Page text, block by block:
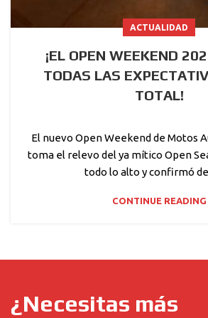
ACTUALIDAD
¡EL OPEN WEEKEND
TODAS LAS
TOTAL!
El nuevo Open Weekend de Motos
toma el relevo del ya mítico Open
todo lo alto y confirmó
CONTINUE READING
¿Necesitas más